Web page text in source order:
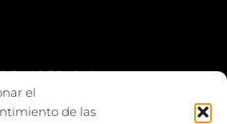
el
de las
BE vs REBAJAS
Entes